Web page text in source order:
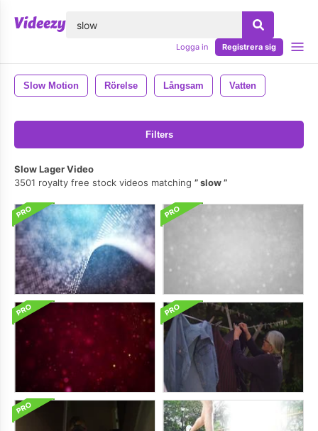
Logga in Registrera sig
Slow Motion Rörelse Långsam Vatten
Filters
Slow Lager Video
3501 royalty free stock videos matching
slow